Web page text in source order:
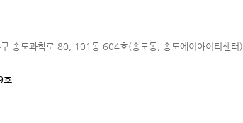
송도과학로 80, 101동 604호(송도동, 송도에이아이 티센터)
호